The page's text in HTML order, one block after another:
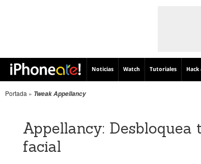
Noticias Watch Tutoriales Hack
Portada » Tweak Appellancy
Appellancy:
facial